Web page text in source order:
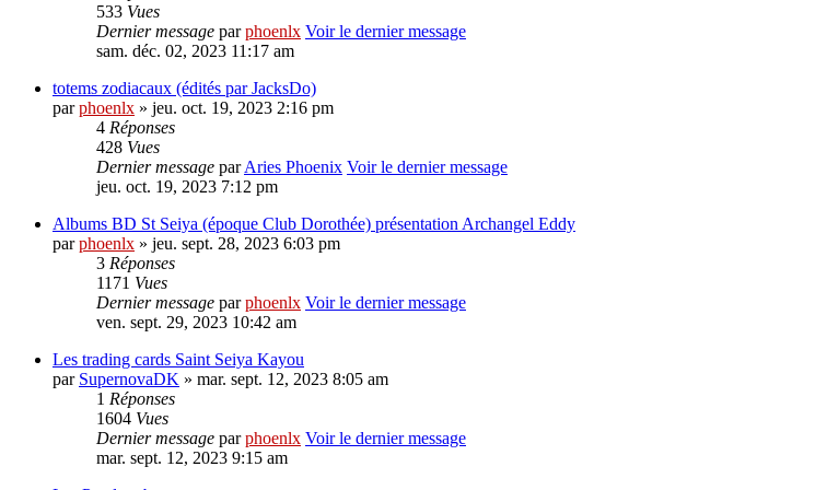
533 Vues
Dernier message parphoenlx Voir le dernier message
sam. déc. 02, 2023 11:17 am
totems zodiacaux (édités par JacksDo)
parphoenlx » jeu. oct. 19, 2023 2:16 pm
4 Réponses
428 Vues
Dernier message parAries Phoenix Voir le dernier message
jeu. oct. 19, 2023 7:12 pm
Albums BD St Seiya (époque Club Dorothée) présentation Archangel Eddy
parphoenlx » jeu. sept. 28, 2023 6:03 pm
3 Réponses
1171 Vues
Dernier message parphoenlx Voir le dernier message
ven. sept. 29, 2023 10:42 am
Les trading cards Saint Seiya Kayou
par SupernovaDK » mar. sept. 12, 2023 8:05 am
1 Réponses
1604 Vues
Dernier message parphoenlx Voir le dernier message
mar. sept. 12, 2023 9:15 am